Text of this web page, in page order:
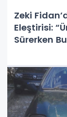
Zeki
Eleştirisi:
Sürerken